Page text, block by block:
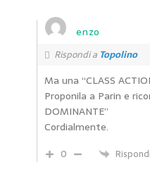
enzo
Rispondi a Topolino
Ma una “CLASS
Proponila a Parin e
DOMINANTE”
Cordialmente.
0
Rispondi